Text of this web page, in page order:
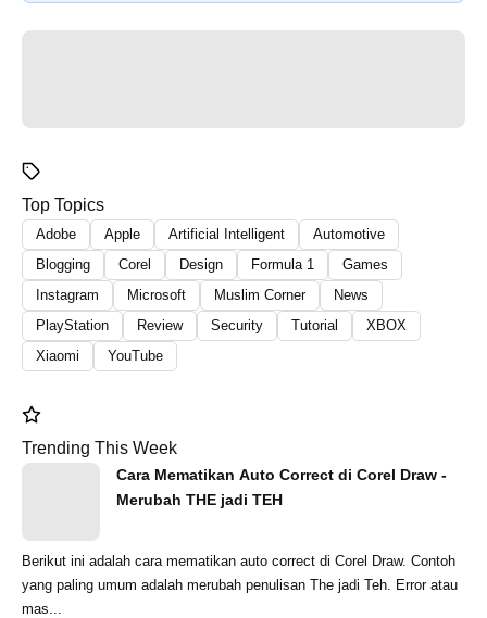
Top Topics
Adobe Apple Artificial Intelligent
Automotive
Blogging
Corel Design Formula 1
Games
Instagram
Microsoft Muslim Corner
News
PlayStation
Review Security Tutorial
XBOX
Xiaomi
YouTube
Trending This Week
Cara Mematikan Auto Correct di Corel Draw -
Merubah THE jadi TEH
Berikut ini adalah cara mematikan auto correct di Corel Draw. Contoh
yang paling umum adalah merubah penulisan The jadi Teh. Error atau
mas...